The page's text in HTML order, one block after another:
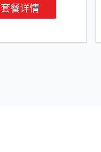
套餐详情